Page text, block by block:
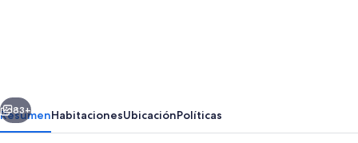
Siguiente
83+
ResumenHabitacionesUbicaciónPolíticas